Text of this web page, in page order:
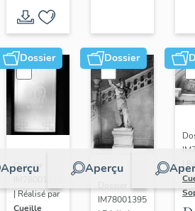
Dossier
Aperçu
Dossier
| Réalisé par
Cueille
Dossier
Aperçu
IM78001395
|